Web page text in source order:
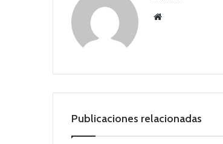
Publicaciones relacionadas